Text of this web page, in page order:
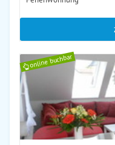
online buchbar